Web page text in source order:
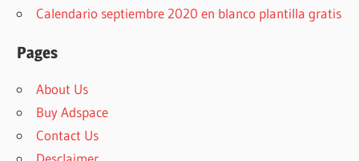
Calendario septiembre 2020 en blanco plantilla gratis
Pages
About Us
Buy Adspace
Contact Us